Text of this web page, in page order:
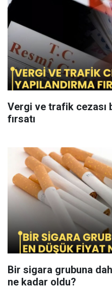
Vergi ve trafik cezası
fırsatı
Bir sigara grubuna
ne kadar oldu?